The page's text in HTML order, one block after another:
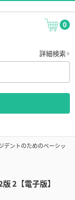
0
詳細検索
デントのためのベーシッ
2【電子版】